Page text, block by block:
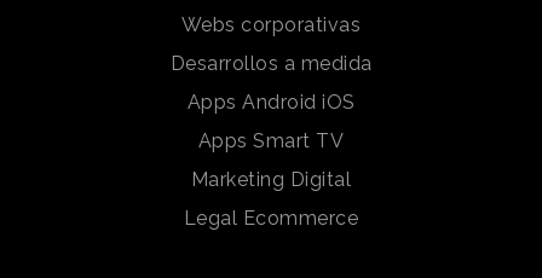
Webs corporativas
Desarrollos a medida
Apps Android iOS
Apps Smart TV
Marketing Digital
Legal Ecommerce